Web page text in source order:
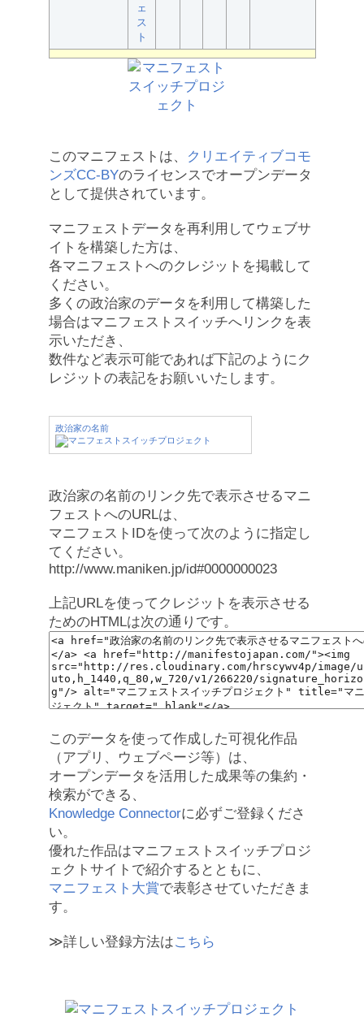
ェ
ス
ト
このマニフェストは、
クリエイティブコモ
ンズCC-BYのライセンスでオープンデータ
として提供されています。
マニフェストデータを再利用してウェブサ
イトを構築した方は、
各マニフェストへのクレジットを掲載して
ください。
多くの政治家のデータを利用して構築した
場合はマニフェストスイッチへリンクを表
示いただき、
数件など表示可能であれば下記のようにク
レジットの表記をお願いいたします。
政治家の名前
政治家の名前のリンク先で表示させるマニ
フェストへのURLは、
マニフェストIDを使って次のように指定し
てください。
http://www.maniken.jp/id#0000000023
上記URLを使ってクレジットを表示させる
ためのHTMLは次の通りです。
このデータを使って作成した可視化作品
（アプリ、ウェブページ等）は、
オープンデータを活用した成果等の集約・
検索ができる、
Knowledge Connectorに必ずご登録くださ
い。
優れた作品はマニフェストスイッチプロジ
ェクトサイトで紹介するとともに、
マニフェスト大賞で表彰させていただきま
す。
≫詳しい登録方法はこちら